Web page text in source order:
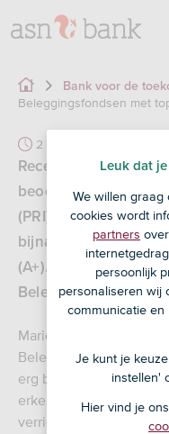
Bank voor de
Beleggingsfondsen met
2 min
Recent ontving ASN
beoordeling van de
(PRI). PRI
bijna alle
(A+). Daarmee
Beleggingsfondsen
Mariëtta Smid,
Beleggingsfondsen, is
erg blij met deze
erkenning voor het
verrichten. Sinds onze
Leuk dat
We willen graag
cookies wordt
partners
persoonlijk
personaliseren wij
communicatie en
Je kunt je
instellen'
Hier vind je ons